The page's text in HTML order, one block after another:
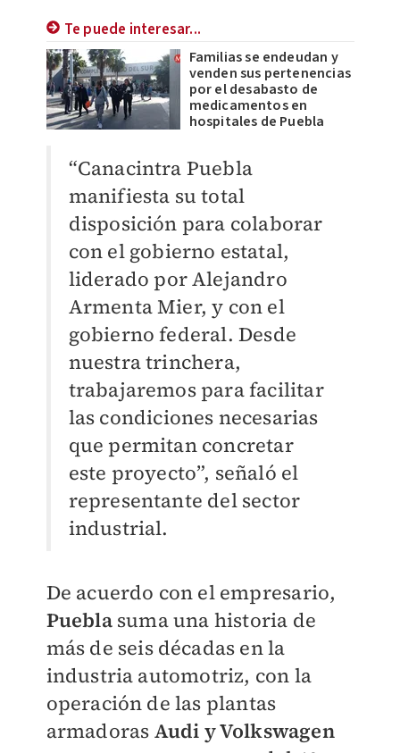
Te puede interesar...
Familias se endeudan y
venden sus pertenencias
por el desabasto de
medicamentos en
hospitales de Puebla
“Canacintra Puebla
manifiesta su total
disposición para colaborar
con el gobierno estatal,
liderado por Alejandro
Armenta Mier, y con el
gobierno federal. Desde
nuestra trinchera,
trabajaremos para facilitar
las condiciones necesarias
que permitan concretar
este proyecto”, señaló el
representante del sector
industrial.
De acuerdo con el empresario,
Puebla suma una historia de
más de seis décadas en la
industria automotriz, con la
operación de las plantas
armadoras Audi y Volkswagen